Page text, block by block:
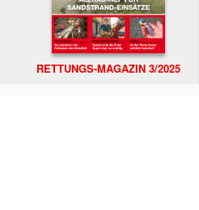
RETTUNGS-MAGAZIN 3/2025